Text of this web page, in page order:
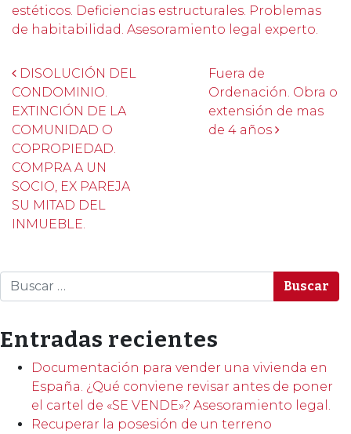
estéticos. Deficiencias estructurales. Problemas
de habitabilidad. Asesoramiento legal experto.
Post navigation
DISOLUCIÓN DEL
CONDOMINIO.
EXTINCIÓN DE LA
COMUNIDAD O
COPROPIEDAD.
COMPRA A UN
SOCIO, EX PAREJA
SU MITAD DEL
INMUEBLE.
Fuera de
Ordenación. Obra o
extensión de mas
de 4 años
Buscar
Entradas recientes
Documentación para vender una vivienda en
España. ¿Qué conviene revisar antes de poner
el cartel de «SE VENDE»? Asesoramiento legal.
Recuperar la posesión de un terreno